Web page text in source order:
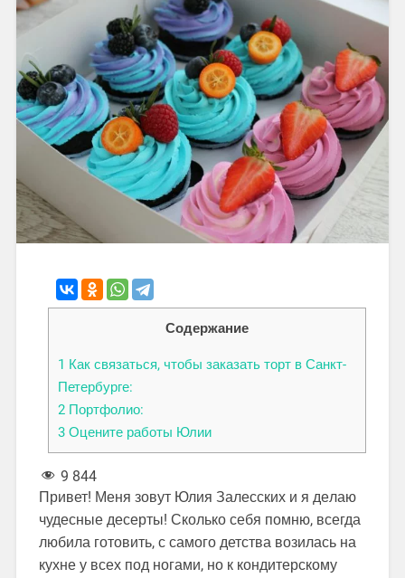
Содержание
1 Как связаться, чтобы заказать торт в Санкт-
Петербурге:
2 Портфолио:
3 Оцените работы Юлии
9 844
Привет! Меня зовут Юлия Залесских и я де­­лаю
чудесные десерты! Сколько себя помню, всегда
любила готовить, с самого детства в­о­зилась на
кухне у всех под ногами, но к ­ко­ндитерскому